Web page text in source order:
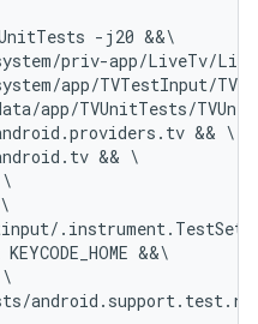
-j20 &&\
priv-app/LiveTv/
app/TVTestInput/
app/TVUnitTests/
&& \
&& \
\
&&\
\